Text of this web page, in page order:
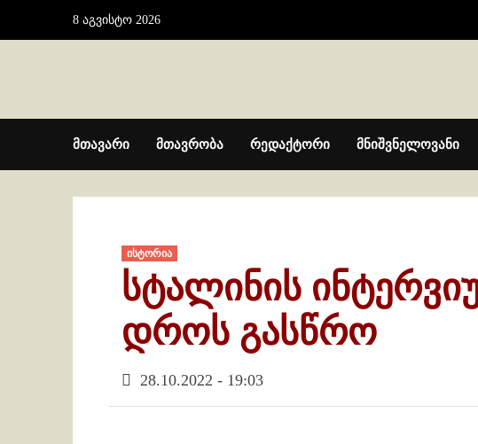
8 აგვისტო 2026
მთავარი მთავრობა რედაქტორი მნიშვნელოვანი
ისტორია
სტალინის
დროს გასწრო
28.10.2022 - 19:03